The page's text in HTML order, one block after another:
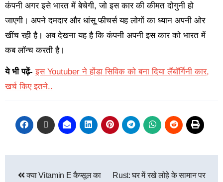
कंपनी अगर इसे भारत में बेचेगी, जो इस कार की कीमत दोगुनी हो
जाएगी। अपने दमदार और धांसू फीचर्स यह लोगों का ध्यान अपनी ओर
खींच रही है। अब देखना यह है कि कंपनी अपनी इस कार को भारत में
कब लॉन्च करती है।
ये भी पढ़ें- इस Youtuber ने होंडा सिविक को बना दिया लैंबॉर्गिनी कार,
खर्च किए इतने..
क्या Vitamin E कैप्सूल का Rust: घर में रखे लोहे के सामान पर